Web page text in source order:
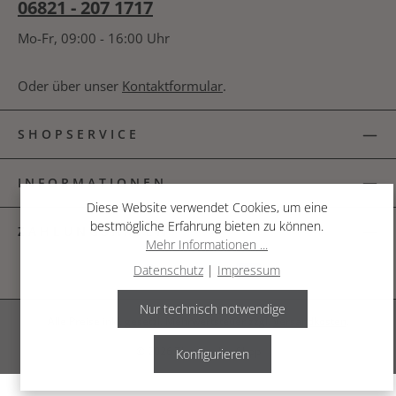
06821 - 207 1717
Mo-Fr, 09:00 - 16:00 Uhr
Oder über unser Kontaktformular.
SHOPSERVICE
INFORMATIONEN
ZAHLUNGSARTEN
© 2026 The Garden Shop
Versandkosten
Diese Website verwendet Cookies, um eine
bestmögliche Erfahrung bieten zu können.
Mehr Informationen ...
Datenschutz | Impressum
Nur technisch notwendige
Konfigurieren